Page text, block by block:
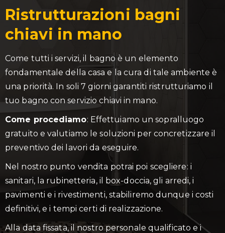
Ristrutturazioni bagni
chiavi in mano
Come tutti i servizi, il bagno è un elemento
fondamentale della casa e la cura di tale ambiente è
una priorità. In soli 7 giorni garantiti ristrutturiamo il
tuo bagno con servizio chiavi in mano.
Come procediamo: Effettuiamo un sopralluogo
gratuito e valutiamo le soluzioni per concretizzare il
preventivo dei lavori da eseguire.
Nel nostro punto vendita potrai poi scegliere: i
sanitari, la rubinetteria, il box-doccia, gli arredi, i
pavimenti e i rivestimenti, stabiliremo dunque i costi
definitivi, e i tempi certi di realizzazione.
Alla data fissata, il nostro personale qualificato e i